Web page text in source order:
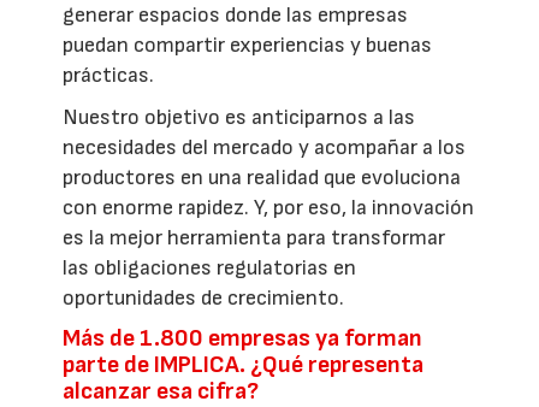
generar espacios donde las empresas
puedan compartir experiencias y buenas
prácticas.
Nuestro objetivo es anticiparnos a las
necesidades del mercado y acompañar a los
productores en una realidad que evoluciona
con enorme rapidez. Y, por eso, la innovación
es la mejor herramienta para transformar
las obligaciones regulatorias en
oportunidades de crecimiento.
Más de 1.800 empresas ya forman
parte de IMPLICA. ¿Qué representa
alcanzar esa cifra?